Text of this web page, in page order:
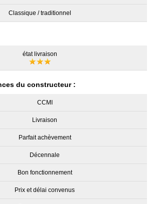
Classique / traditionnel
état livraison
du constructeur :
CCMI
Livraison
Parfait achèvement
Décennale
Bon fonctionnement
Prix et délai convenus